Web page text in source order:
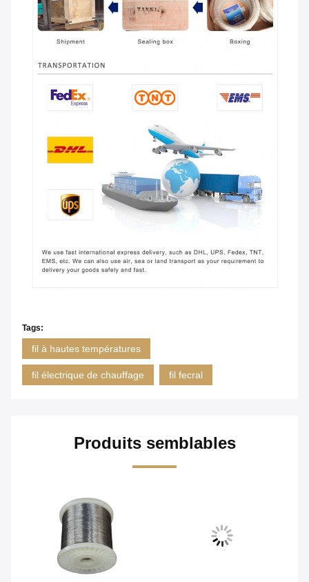
Tags:
fil à hautes températures
fil électrique de chauffage fil fecral
Produits semblables